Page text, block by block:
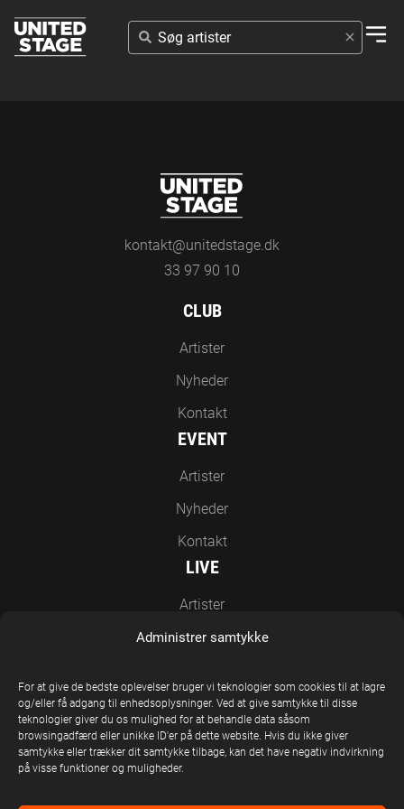
Administrer samtykke
For at give de bedste oplevelser bruger vi teknologier som cookies til at lagre
og/eller få adgang til enhedsoplysninger. Ved at give samtykke til disse
teknologier giver du os mulighed for at behandle data såsom
browsingadfærd eller unikke ID'er på dette website. Hvis du ikke giver
samtykke eller trækker dit samtykke tilbage, kan det have negativ indvirkning
på visse funktioner og muligheder.
SØG
ARTISTER
kontakt@unitedstage.dk
33 97 90 10
CLUB
Artister
Nyheder
Kontakt
EVENT
Artister
Nyheder
Kontakt
LIVE
Artister
Nyheder
EN DEL AF UNITED STAGE GROUP